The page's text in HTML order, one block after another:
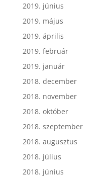
2019. június
2019. május
2019. április
2019. február
2019. január
2018. december
2018. november
2018. október
2018. szeptember
2018. augusztus
2018. július
2018. június